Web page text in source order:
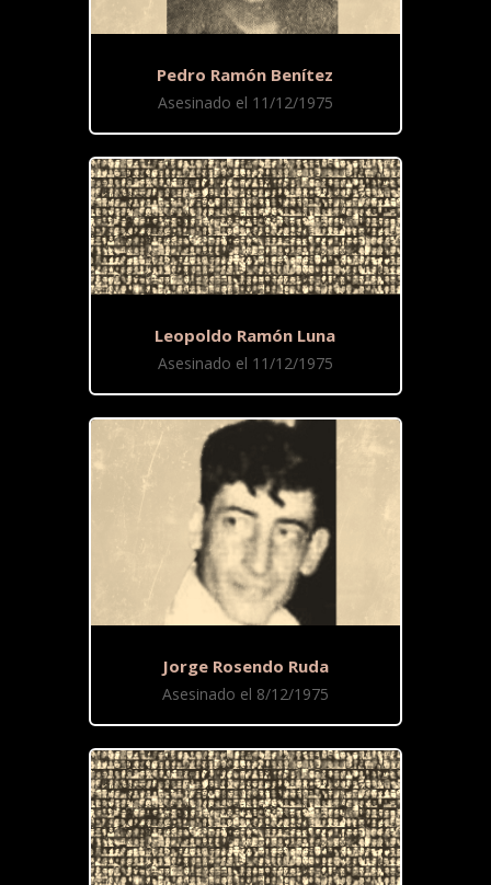
Pedro Ramón Benítez
Asesinado el 11/12/1975
Leopoldo Ramón Luna
Asesinado el 11/12/1975
Jorge Rosendo Ruda
Asesinado el 8/12/1975